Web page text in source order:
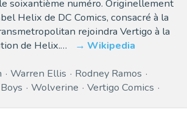
soixantième numéro. Originellement
Helix de DC Comics, consacré à la
rejoindra Vertigo à la
de Helix.…
Wikipedia
Warren Ellis
Rodney Ramos
Wolverine
Vertigo Comics